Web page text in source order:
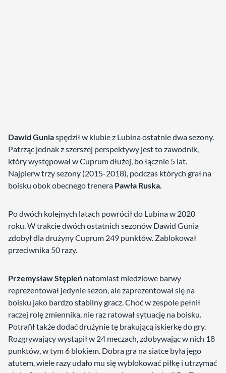
Dawid Guniaspędził w klubie z Lubina ostatnie dwa sezony.
Patrząc jednak z szerszej perspektywy jest to zawodnik,
który występował w Cuprum dłużej, bo łącznie 5 lat.
Najpierw trzy sezony (2015-2018), podczas których grał na
boisku obok obecnego trenera Pawła Ruska.
Po dwóch kolejnych latach powrócił do Lubina w 2020
roku. W trakcie dwóch ostatnich sezonów Dawid Gunia
zdobył dla drużyny Cuprum 249 punktów. Zablokował
przeciwnika 50 razy.
Przemysław Stępień natomiast miedziowe barwy
reprezentował jedynie sezon, ale zaprezentował się na
boisku jako bardzo stabilny gracz. Choć w zespole pełnił
raczej rolę zmiennika, nie raz ratował sytuację na boisku.
Potrafił także dodać drużynie tę brakującą iskierkę do gry.
Rozgrywający wystąpił w 24 meczach, zdobywając w nich 18
punktów, w tym 6 blokiem. Dobra gra na siatce była jego
atutem, wiele razy udało mu się wyblokować piłkę i utrzymać